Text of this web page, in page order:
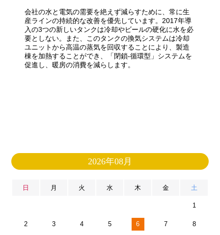
会社の水と電気の需要を絶えず減らすために、常に生
産ラインの持続的な改善を優先しています。2017年導
入の3つの新しいタンクは冷却やビールの硬化に水を必
要としない。また、このタンクの換気システムは冷却
ユニットから高温の​​蒸気を回収することにより、製造
棟を加熱することができ、「閉鎖-循環型」システムを
促進し、暖房の消費を減らします。
2026年08月
日 月 火 水 木 金 土
1
2 3 4 5 6 7 8